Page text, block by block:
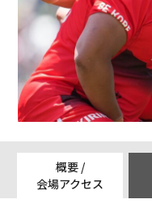
概要 /
会場アクセス